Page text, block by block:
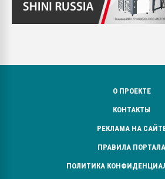
О ПРОЕКТЕ
КОНТАКТЫ
РЕКЛАМА НА
ПРАВИЛА ПОРТАЛА
ПОЛИТИКА